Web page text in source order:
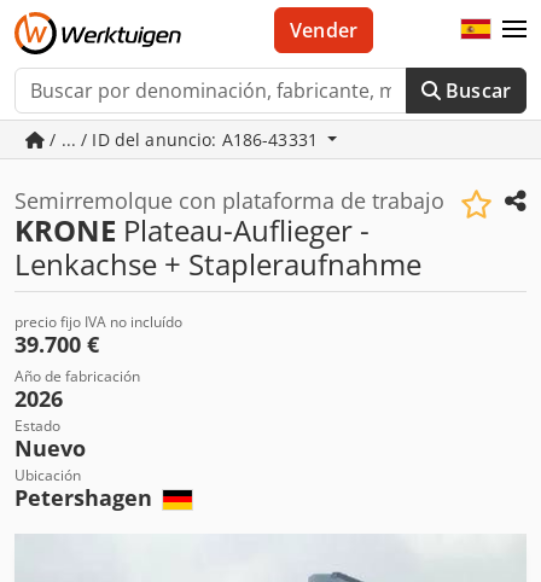
Buscar
Vender
/ ... / ID del anuncio: A186-43331
Semirremolque con plataforma de trabajo
KRONE Plateau-Auflieger -
Lenkachse + Stapleraufnahme
precio fijo IVA no incluído
39.700 €
Año de fabricación
2026
Estado
Nuevo
Ubicación
Petershagen